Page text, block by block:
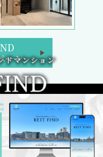
ーン